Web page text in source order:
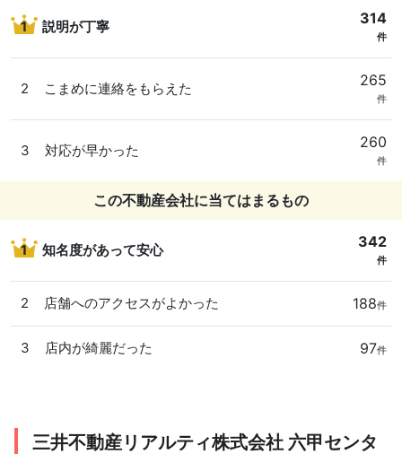
1 説明が丁寧 314
件
2 こまめに連絡をもらえた 265
件
3 対応が早かった 260
件
この不動産会社に当てはまるもの
1 知名度があって安心 342
件
2 店舗へのアクセスがよかった 188件
3 店内が綺麗だった 97件
三井不動産リアルティ株式会社 六甲センタ